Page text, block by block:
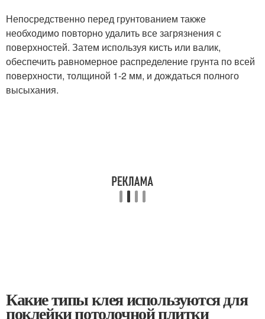
Непосредственно перед грунтованием также
необходимо повторно удалить все загрязнения с
поверхностей. Затем используя кисть или валик,
обеспечить равномерное распределение грунта по всей
поверхности, толщиной 1-2 мм, и дождаться полного
высыхания.
Какие типы клея используются для
поклейки потолочной плитки